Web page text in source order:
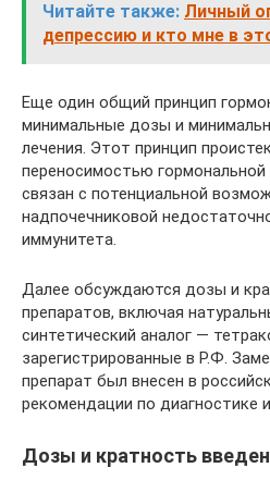
Читайте также: Личный
депрессию и кто мне в
Еще один общий принцип
минимальные дозы и
лечения. Этот принцип
переносимостью гормональной
связан с потенциальной
надпочечниковой
иммунитета.
Далее обсуждаются дозы и
препаратов, включая
синтетический аналог —
зарегистрированные в Р.Ф.
препарат был внесен в
рекомендации по диагностике
Дозы и кратность